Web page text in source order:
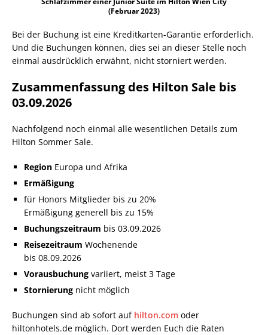
(Februar 2023)
Bei der Buchung ist eine Kreditkarten-Garantie erforderlich.
Und die Buchungen können, dies sei an dieser Stelle noch
einmal ausdrücklich erwähnt, nicht storniert werden.
Zusammenfassung des Hilton Sale bis
03.09.2026
Nachfolgend noch einmal alle wesentlichen Details zum
Hilton Sommer Sale.
Region Europa und Afrika
Ermäßigung
für Honors Mitglieder bis zu 20%
Ermäßigung generell bis zu 15%
Buchungszeitraum bis 03.09.2026
Reisezeitraum Wochenende
bis 08.09.2026
Vorausbuchung variiert, meist 3 Tage
Stornierung nicht möglich
Buchungen sind ab sofort auf hilton.com oder
hiltonhotels.de möglich. Dort werden Euch die Raten